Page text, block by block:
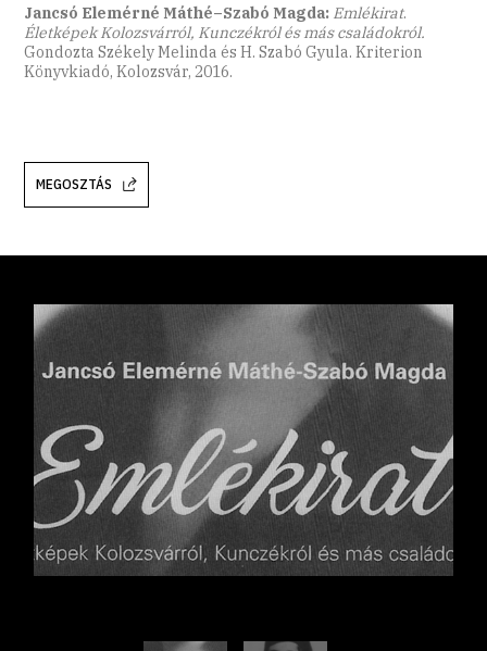
Jancsó Elemérné Máthé–Szabó Magda: Emlékirat.
Életképek Kolozsvárról, Kunczékról és más családokról.
Gondozta Székely Melinda és H. Szabó Gyula. Kriterion
Könyvkiadó, Kolozsvár, 2016.
MEGOSZTÁS